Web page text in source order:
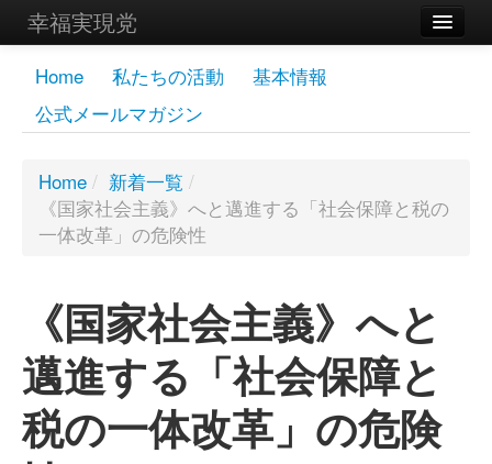
幸福実現党
メンバーズページ
党員
お問い合わせ
Home 私たちの活動
基本情報
公式メールマガジン
Home / 新着一覧 /
《国家社会主義》へと邁進する「社会保障と税の
一体改革」の危険性
《国家社会主義》へと
邁進する「社会保障と
税の一体改革」の危険